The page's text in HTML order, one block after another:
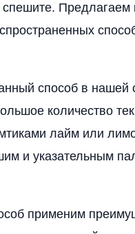
спешите.
способ в нашей
количество
лайм или
и указательным
применим